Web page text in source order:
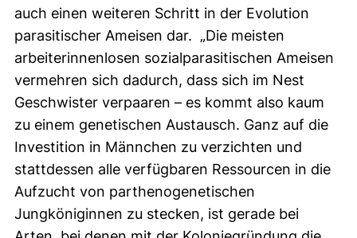
auch einen weiteren Schritt in der Evolution
parasitischer Ameisen dar. „Die meisten
arbeiterinnenlosen sozialparasitischen Ameisen
vermehren sich dadurch, dass sich im Nest
Geschwister verpaaren – es kommt also kaum
zu einem genetischen Austausch. Ganz auf die
Investition in Männchen zu verzichten und
stattdessen alle verfügbaren Ressourcen in die
Aufzucht von parthenogenetischen
Jungköniginnen zu stecken, ist gerade bei